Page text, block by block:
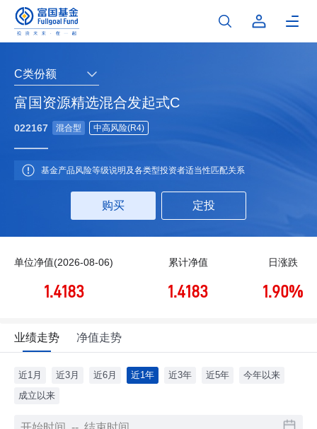
富国资源精选混合发起式C
C类份额
022167 混合型 中高风险(R4)
基金产品风险等级说明及各类型投资者适当性匹配关系
购买 定投
单位净值(2026-08-06)
1.4183
累计净值
1.4183
日涨跌
1.90%
业绩走势 净值走势
近1月 近3月 近6月 近1年 近3年 近5年
今年以来
成立以来